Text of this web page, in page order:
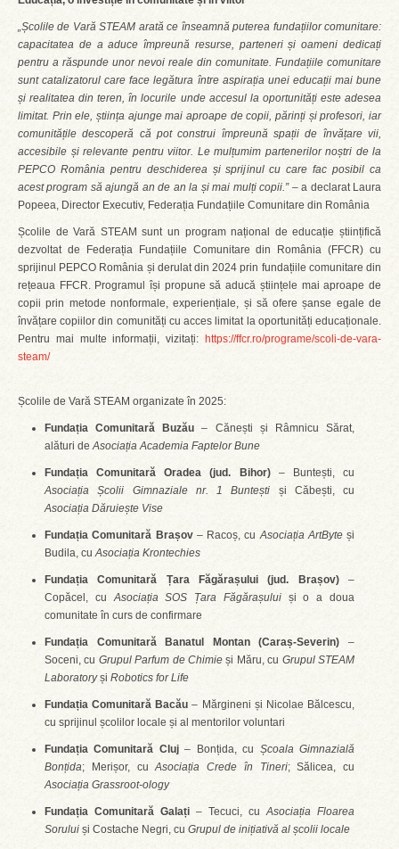
„Școlile de Vară STEAM arată ce înseamnă puterea fundațiilor comunitare:
capacitatea de a aduce împreună resurse, parteneri și oameni dedicați
pentru a răspunde unor nevoi reale din comunitate. Fundațiile comunitare
sunt catalizatorul care face legătura între aspirația unei educații mai bune
și realitatea din teren, în locurile unde accesul la oportunități este adesea
limitat. Prin ele, știința ajunge mai aproape de copii, părinți și profesori, iar
comunitățile descoperă că pot construi împreună spații de învățare vii,
accesibile și relevante pentru viitor. Le mulțumim partenerilor noștri de la
PEPCO România pentru deschiderea și sprijinul cu care fac posibil ca
acest program să ajungă an de an la și mai mulți copii.” –a declarat Laura
Popeea, Director Executiv, Federația Fundațiile Comunitare din România
Școlile de Vară STEAM sunt un program național de educație științifică
dezvoltat de Federația Fundațiile Comunitare din România (FFCR) cu
sprijinul PEPCO România și derulat din 2024 prin fundațiile comunitare din
rețeaua FFCR. Programul își propune să aducă științele mai aproape de
copii prin metode nonformale, experiențiale, și să ofere șanse egale de
învățare copiilor din comunități cu acces limitat la oportunități educaționale.
Pentru mai multe informații, vizitați:
https://ffcr.ro/programe/scoli-de-vara-
steam/
Școlile de Vară STEAM organizate în 2025:
Fundația Comunitară Buzău – Cănești și Râmnicu Sărat,
alături deAsociația Academia Faptelor Bune
Fundația Comunitară Oradea (jud. Bihor)– Buntești, cu
Asociația Școlii Gimnaziale nr. 1 Buntești și Căbești, cu
Asociația Dăruiește Vise
Fundația Comunitară Brașov– Racoș, cuAsociația ArtByteși
Budila, cuAsociația Krontechies
Fundația Comunitară Țara Făgărașului (jud. Brașov)–
Copăcel, cuAsociația SOS Țara Făgărașuluiși o a doua
comunitate în curs de confirmare
Fundația Comunitară Banatul Montan (Caraș-Severin) –
Soceni, cu Grupul Parfum de Chimie și Măru, cu Grupul STEAM
Laboratoryși Robotics for Life
Fundația Comunitară Bacău – Mărgineni și Nicolae Bălcescu,
cu sprijinul școlilor locale și al mentorilor voluntari
Fundația Comunitară Cluj– Bonțida, cu Școala Gimnazială
Bonțida; Merișor, cuAsociația Crede în Tineri; Sălicea, cu
Asociația Grassroot-ology
Fundația Comunitară Galați – Tecuci, cuAsociația Floarea
Sorului și Costache Negri, cu Grupul de inițiativă al școlii locale